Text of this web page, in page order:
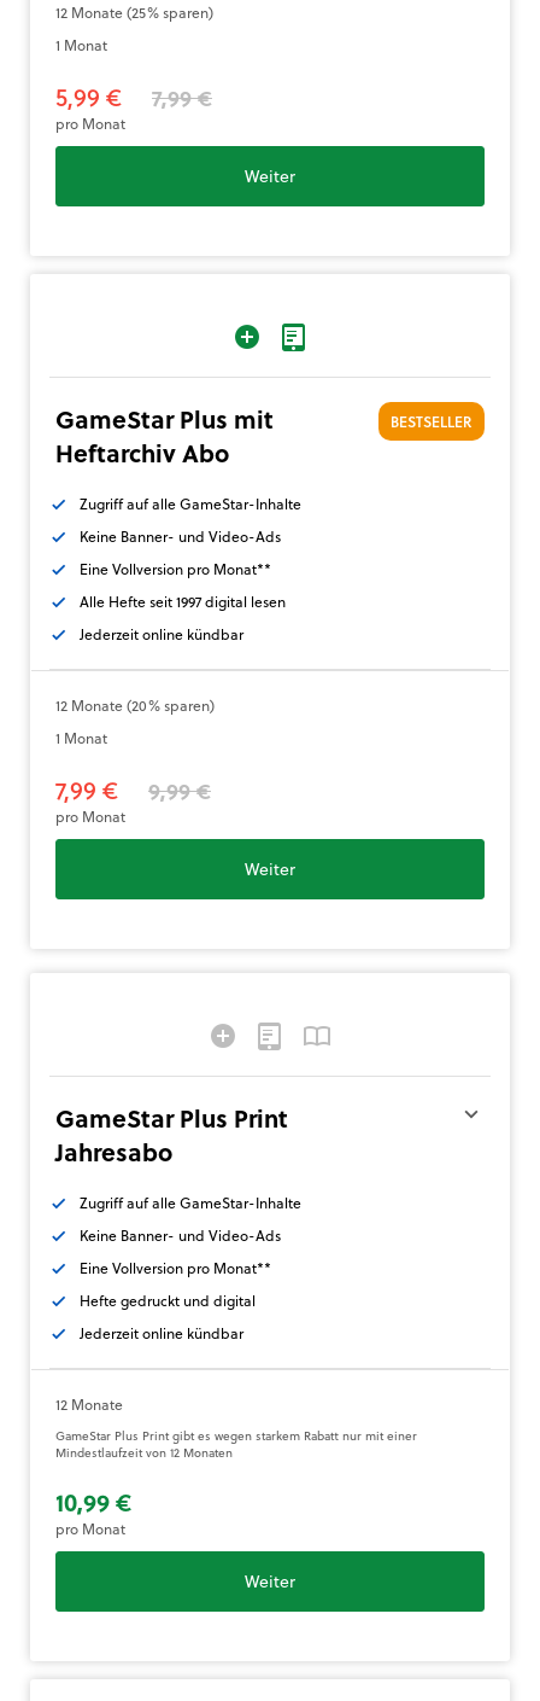
12 Monate (25% sparen)
1 Monat
5,99 € 7,99 €
pro Monat
Weiter
GameStar Plus mit
Heftarchiv Abo
BESTSELLER
Zugriff auf alle GameStar-Inhalte
Keine Banner- und Video-Ads
Eine Vollversion pro Monat**
Alle Hefte seit 1997 digital lesen
Jederzeit online kündbar
12 Monate (20% sparen)
1 Monat
7,99 € 9,99 €
pro Monat
Weiter
GameStar Plus Print
Jahresabo
Zugriff auf alle GameStar-Inhalte
Keine Banner- und Video-Ads
Eine Vollversion pro Monat**
Hefte gedruckt und digital
Jederzeit online kündbar
12 Monate
GameStar Plus Print gibt es wegen starkem Rabatt nur mit einer
Mindestlaufzeit von 12 Monaten
10,99 €
pro Monat
Weiter